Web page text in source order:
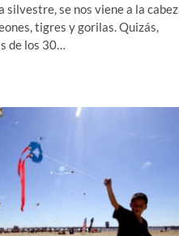
silvestre, se nos viene a la
tigres y gorilas. Quizás,
de los 30…